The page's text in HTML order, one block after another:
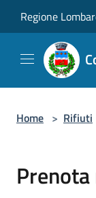
Regione
Home > Rifiuti